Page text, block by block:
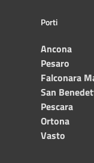
Porti
Ancona
Pesaro
Falconara
San
Pescara
Ortona
Vasto